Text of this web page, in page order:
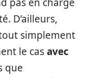
D’ailleurs,
simplement
le casavec
que